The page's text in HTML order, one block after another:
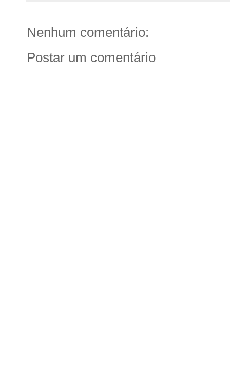
Nenhum comentário:
Postar um comentário